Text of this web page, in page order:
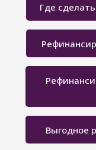
Выгодное
Где